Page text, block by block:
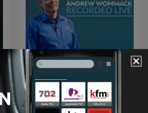
Andrew Wommack
Recorded Live